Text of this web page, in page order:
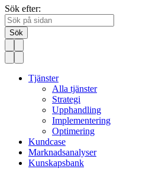
Sök efter:
Sök
Tjänster
Alla tjänster
Strategi
Upphandling
Implementering
Optimering
Kundcase
Marknadsanalyser
Kunskapsbank